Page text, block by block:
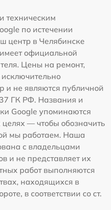
техническим
по истечении
центр в Челябинске
официальной
Цены на ремонт,
и не являются публичной
ГК РФ. Названия и
Google упоминаются
— чтобы обозначить
мы работаем. Наша
с владельцами
и не представляет их
работ выполняются
находящихся в
в соответствии со ст.